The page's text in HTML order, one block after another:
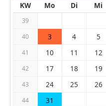
KW
Mo Di Mi
39
40 3 4 5
41 10 11 12
42 17 18 19
43 24 25 26
44 31